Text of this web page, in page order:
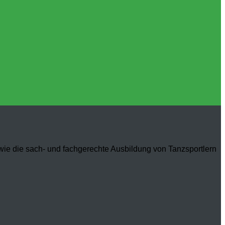
die sach- und fachgerechte Ausbildung von Tanzsportlern